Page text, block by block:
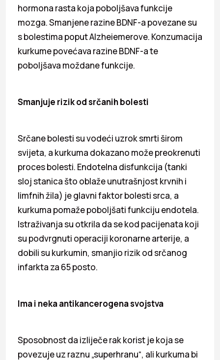
hormona rasta koja poboljšava funkcije
mozga. Smanjene razine BDNF-a povezane su
s bolestima poput Alzheiemerove. Konzumacija
kurkume povećava razine BDNF-a te
poboljšava moždane funkcije.
Smanjuje rizik od srčanih bolesti
Srčane bolesti su vodeći uzrok smrti širom
svijeta, a kurkuma dokazano može preokrenuti
proces bolesti. Endotelna disfunkcija (tanki
sloj stanica što oblaže unutrašnjost krvnih i
limfnih žila) je glavni faktor bolesti srca, a
kurkuma pomaže poboljšati funkciju endotela.
Istraživanja su otkrila da se kod pacijenata koji
su podvrgnuti operaciji koronarne arterije, a
dobili su kurkumin, smanjio rizik od srčanog
infarkta za 65 posto.
Ima i neka antikancerogena svojstva
Sposobnost da izliječe rak korist je koja se
povezuje uz raznu „superhranu“, ali kurkuma bi